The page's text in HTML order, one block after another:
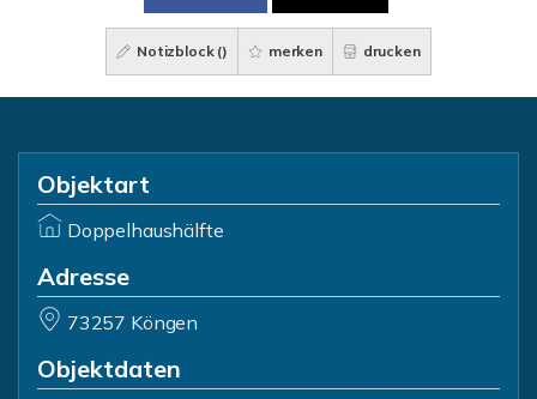
Notizblock () merken drucken
Objektart
Doppelhaushälfte
Adresse
73257 Köngen
Objektdaten